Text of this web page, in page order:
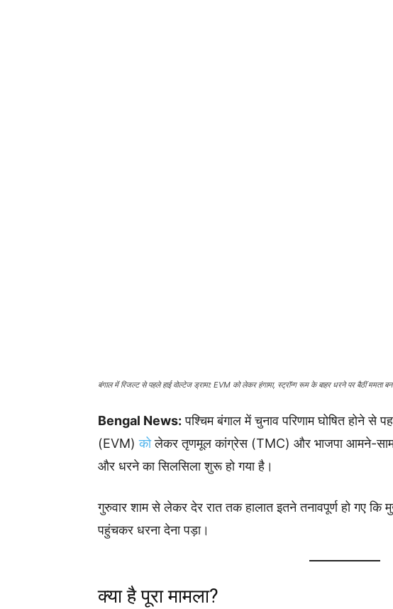
बंगाल में रिजल्ट से पहले हाई वोल्टेज ड्रामा: EVM को लेकर हंगामा, स्ट्रॉन्ग रूम के बाहर धरने पर बैठीं ममता
Bengal News: पश्चिम बंगाल में चुनाव परिणाम घोषित होने से
(EVM)कोलेकर तृणमूल कांग्रेस (TMC) और भाजपा आमने-
और धरने का सिलसिला शुरू हो गया है।
गुरुवार शाम से लेकर देर रात तक हालात इतने तनावपूर्ण हो गए कि
पहुंचकर धरना देना पड़ा।
क्या है पूरा मामला?